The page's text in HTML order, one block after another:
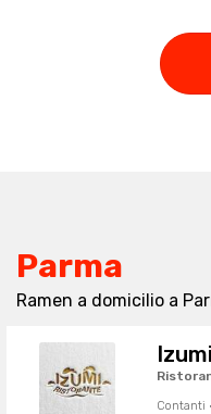
Parma
Ramen a domicilio a
Izumi
Contanti